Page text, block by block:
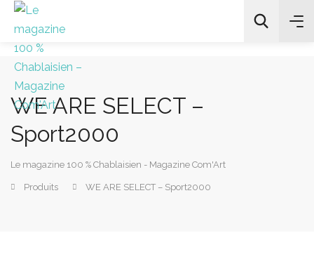
All Categories
WE ARE SELECT –
Sport2000
Le magazine 100 % Chablaisien - Magazine Com'Art
Produits WE ARE SELECT – Sport2000